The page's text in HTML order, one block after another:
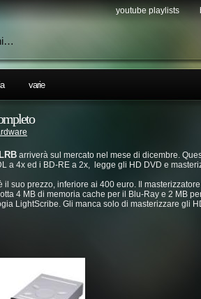
youtube playlists
varie
arriverà sul mercato nel mese di dicembre.
a 4x ed i BD-RE a 2x, legge gli HD DVD e
il suo prezzo, inferiore ai 400 euro. Il
4 MB di memoria cache per il Blu-Ray e 2 MB
LightScribe. Gli manca solo di masterizzare gli